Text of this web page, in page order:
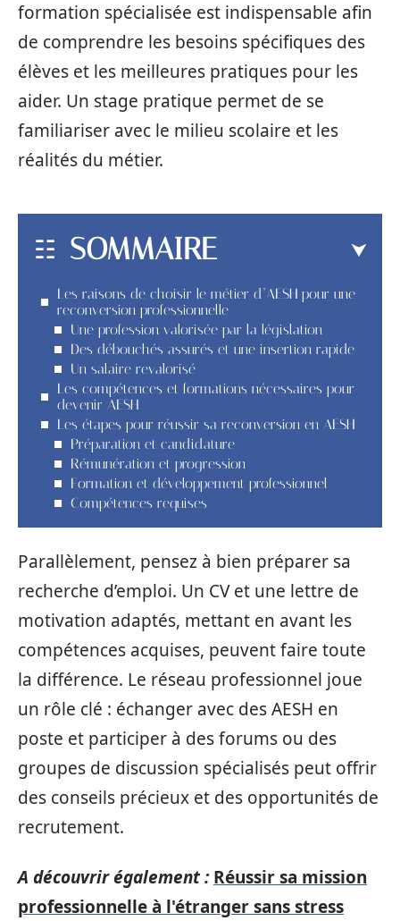
formation spécialisée est indispensable afin
de comprendre les besoins spécifiques des
élèves et les meilleures pratiques pour les
aider. Un stage pratique permet de se
familiariser avec le milieu scolaire et les
réalités du métier.
SOMMAIRE
Les raisons de choisir le métier d’AESH pour une
reconversion professionnelle
Une profession valorisée par la législation
Des débouchés assurés et une insertion rapide
Un salaire revalorisé
Les compétences et formations nécessaires pour
devenir AESH
Les étapes pour réussir sa reconversion en AESH
Préparation et candidature
Rémunération et progression
Formation et développement professionnel
Compétences requises
Parallèlement, pensez à bien préparer sa
recherche d’emploi. Un CV et une lettre de
motivation adaptés, mettant en avant les
compétences acquises, peuvent faire toute
la différence. Le réseau professionnel joue
un rôle clé : échanger avec des AESH en
poste et participer à des forums ou des
groupes de discussion spécialisés peut offrir
des conseils précieux et des opportunités de
recrutement.
A découvrir également : Réussir sa mission
professionnelle à l'étranger sans stress